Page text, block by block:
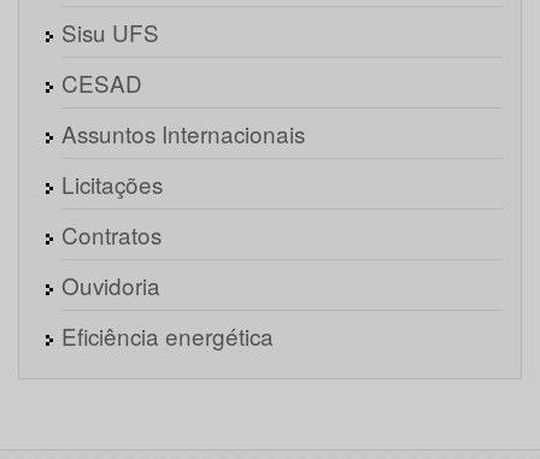
Sisu UFS
CESAD
Assuntos Internacionais
Licitações
Contratos
Ouvidoria
Eficiência energética